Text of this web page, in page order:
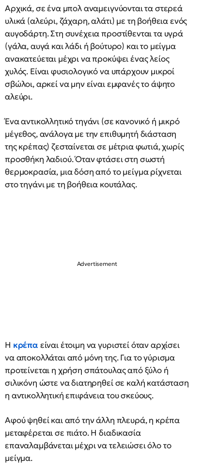
Αρχικά, σε ένα μπολ αναμειγνύονται τα στερεά
υλικά (αλεύρι, ζάχαρη, αλάτι) με τη βοήθεια ενός
αυγοδάρτη. Στη συνέχεια προστίθενται τα υγρά
(γάλα, αυγά και λάδι ή βούτυρο) και το μείγμα
ανακατεύεται μέχρι να προκύψει ένας λείος
χυλός. Είναι φυσιολογικό να υπάρχουν μικροί
σβώλοι, αρκεί να μην είναι εμφανές το άψητο
αλεύρι.
Ένα αντικολλητικό τηγάνι (σε κανονικό ή μικρό
μέγεθος, ανάλογα με την επιθυμητή διάσταση
της κρέπας) ζεσταίνεται σε μέτρια φωτιά, χωρίς
προσθήκη λαδιού. Όταν φτάσει στη σωστή
θερμοκρασία, μια δόση από το μείγμα ρίχνεται
στο τηγάνι με τη βοήθεια κουτάλας.
Η κρέπα είναι έτοιμη να γυριστεί όταν αρχίσει
να αποκολλάται από μόνη της. Για το γύρισμα
προτείνεται η χρήση σπάτουλας από ξύλο ή
σιλικόνη ώστε να διατηρηθεί σε καλή κατάσταση
η αντικολλητική επιφάνεια του σκεύους.
Αφού ψηθεί και από την άλλη πλευρά, η κρέπα
μεταφέρεται σε πιάτο. Η διαδικασία
επαναλαμβάνεται μέχρι να τελειώσει όλο το
μείγμα.